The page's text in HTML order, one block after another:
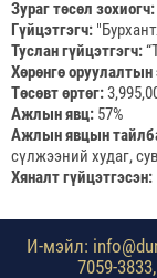
Зураг төсөл зохиогч:
Гүйцэтгэгч:
Туслан гүйцэтгэгч:
Хөрөнгө оруулалтын
Төсөвт өртөг:
Ажлын явц: 57%
Ажлын явцын
сүлжээний худаг,
Хяналт гүйцэтгэсэн:
И-мэйл:
7059-